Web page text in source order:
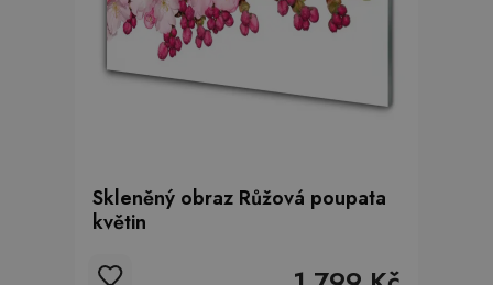
Skleněný obraz Růžová poupata
květin